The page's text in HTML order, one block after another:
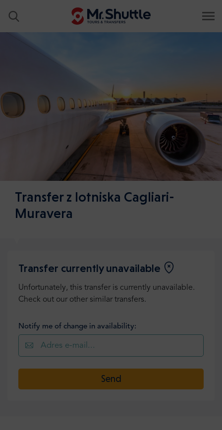
Transfer z lotniska Cagliari-
Muravera
Transfer currently unavailable
Unfortunately, this transfer is currently unavailable.
Check out our other similar transfers.
Notify me of change in availability:
Send